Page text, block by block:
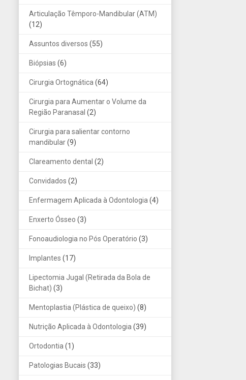
Articulação Têmporo-Mandibular (ATM)
(12)
Assuntos diversos (55)
Biópsias (6)
Cirurgia Ortognática(64)
Cirurgia para Aumentar o Volume da
Região Paranasal (2)
Cirurgia para salientar contorno
mandibular(9)
Clareamento dental (2)
Convidados (2)
Enfermagem Aplicada à Odontologia(4)
Enxerto Ósseo (3)
Fonoaudiologia no Pós Operatório (3)
Implantes (17)
Lipectomia Jugal (Retirada da Bola de
Bichat) (3)
Mentoplastia (Plástica de queixo) (8)
Nutrição Aplicada à Odontologia(39)
Ortodontia(1)
Patologias Bucais (33)